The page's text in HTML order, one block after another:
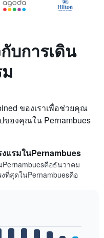
บการเดิน
ของเราเพื่อช่วยคุณ
องคุณใน Pernambues
แรมในPernambues
คือธันวาคม
ที่สุดในPernambuesคือ